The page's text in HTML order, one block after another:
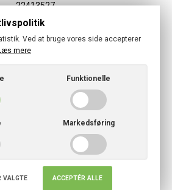
22413527
Følg os
· Rabarber Festival
og privatlivspolitik
Ved at bruge vores side accepterer
mere
Funktionelle
Markedsføring
VALGTE ACCEPTÉR ALLE